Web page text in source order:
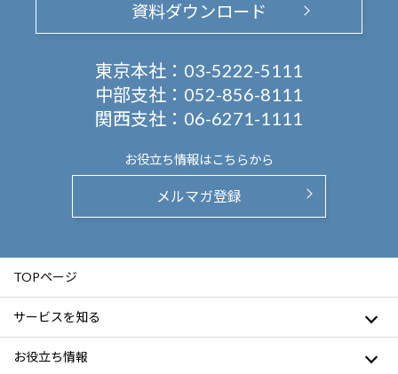
資料ダウンロード
東京本社： 03-5222-5111
中部支社： 052-856-8111
関西支社： 06-6271-1111
お役立ち情報はこちらから
メルマガ登録
TOPページ
サービスを知る
お役立ち情報